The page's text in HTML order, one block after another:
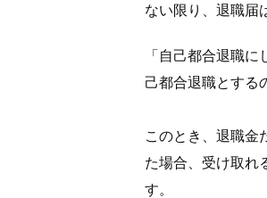
ない限り、退職届
「自己都合退職
己都合退職とする
このとき、退職金
た場合、受け取れ
す。